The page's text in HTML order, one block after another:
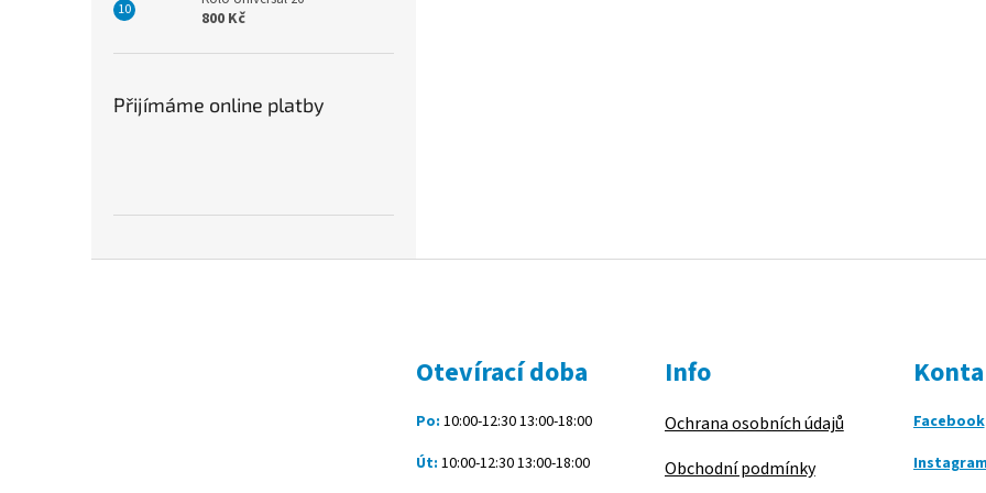
800 Kč
Přijímáme online platby
Otevírací doba
Po: 10:00-12:30 13:00-18:00
Út: 10:00-12:30 13:00-18:00
Info
Ochrana osobních údajů
Obchodní podmínky
Facebook